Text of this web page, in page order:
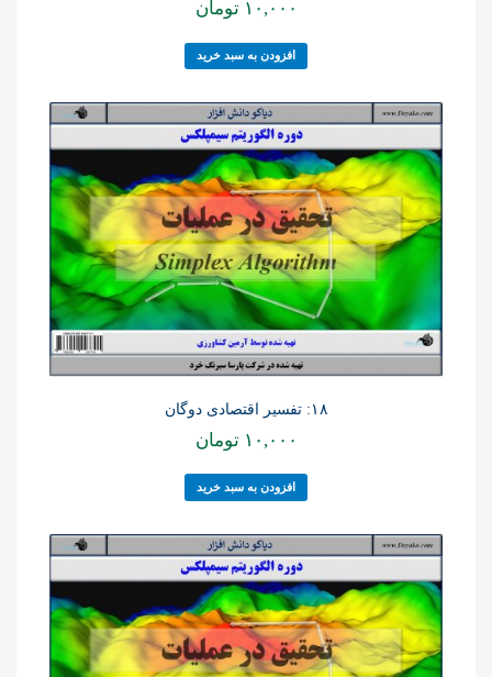
۱۰,۰۰۰ تومان
افزودن به سبد خرید
۱۸: تفسیر اقتصادی دوگان
۱۰,۰۰۰ تومان
افزودن به سبد خرید